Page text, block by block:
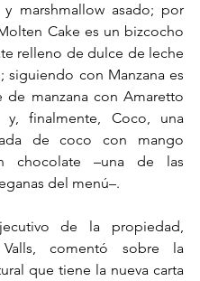
marshmallow asado; por
Cake es un bizcocho
relleno de dulce de leche
siguiendo con Manzana es
de manzana con Amaretto
y, finalmente, Coco, una
de coco con mango
chocolate –una de las
del menú–.
de la propiedad,
Valls, comentó sobre la
que tiene la nueva carta